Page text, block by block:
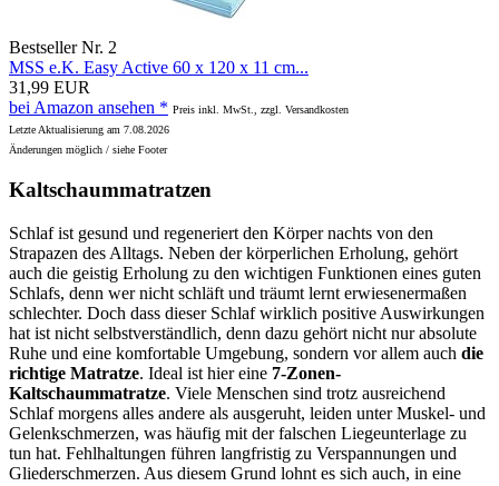
Bestseller Nr. 2
MSS e.K. Easy Active 60 x 120 x 11 cm...
31,99 EUR
bei Amazon ansehen * Preis inkl. MwSt., zzgl. Versandkosten
Letzte Aktualisierung am 7.08.2026
Änderungen möglich / siehe Footer
Kaltschaummatratzen
Schlaf ist gesund und regeneriert den Körper nachts von den
Strapazen des Alltags. Neben der körperlichen Erholung, gehört
auch die geistig Erholung zu den wichtigen Funktionen eines guten
Schlafs, denn wer nicht schläft und träumt lernt erwiesenermaßen
schlechter. Doch dass dieser Schlaf wirklich positive Auswirkungen
hat ist nicht selbstverständlich, denn dazu gehört nicht nur absolute
Ruhe und eine komfortable Umgebung, sondern vor allem auch die
richtige Matratze. Ideal ist hier eine 7-Zonen-
Kaltschaummatratze. Viele Menschen sind trotz ausreichend
Schlaf morgens alles andere als ausgeruht, leiden unter Muskel- und
Gelenkschmerzen, was häufig mit der falschen Liegeunterlage zu
tun hat. Fehlhaltungen führen langfristig zu Verspannungen und
Gliederschmerzen. Aus diesem Grund lohnt es sich auch, in eine